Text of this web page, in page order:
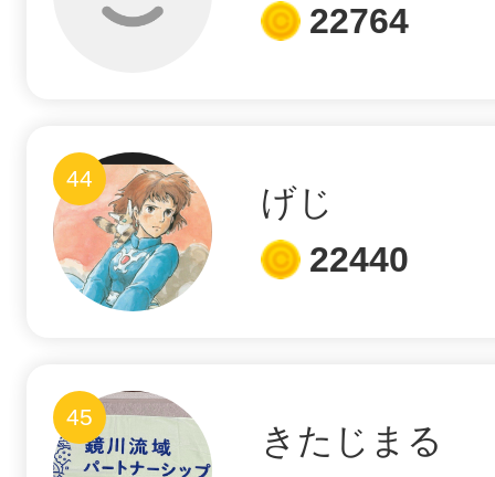
22764
44
げじ
22440
45
きたじまる